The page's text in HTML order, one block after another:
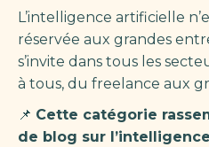
L’intelligence artificielle
réservée aux grandes
s’invite dans tous les
à tous, du freelance aux
📌 Cette catégorie
de blog sur